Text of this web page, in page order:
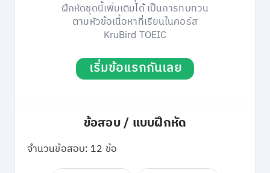
ฝึกหัดชุดนี้เพิ่มเติมได้ เป็นการทบทวน
ตามหัวข้อเนื้อหาที่เรียนในคอร์ส
KruBird TOEIC
เริ่มข้อแรกกันเลย
ข้อสอบ / แบบฝึกหัด
จำนวนข้อสอบ: 12 ข้อ